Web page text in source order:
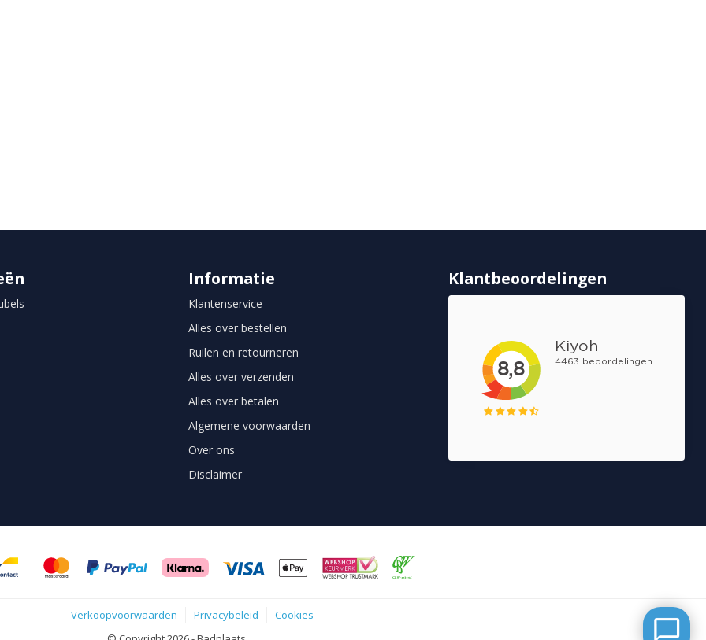
Informatie
Klantenservice
Alles over bestellen
Ruilen en retourneren
Alles over verzenden
Alles over betalen
Algemene voorwaarden
Over ons
Disclaimer
Klantbeoordelingen
Verkoopvoorwaarden Privacybeleid
Cookies